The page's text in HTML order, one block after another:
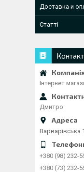
Доставка и
Статті
Інтернет
Дмитро
Варварівська
+380 (98) 232-
+380 (73) 232-